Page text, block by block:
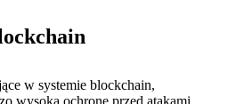
w systemie blockchain,